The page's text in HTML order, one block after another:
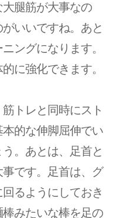
腿筋が大事なの
いいですね。あと
ングになります。
に強化できます。
トレと同時にスト
的な伸脚屈伸でい
。あとは、足首と
です。足首は、グ
るようにしておき
みたいな棒を足の